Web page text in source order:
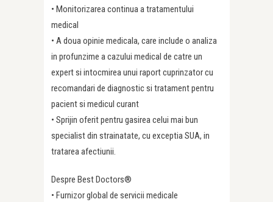
• Monitorizarea continua a tratamentului
medical
• A doua opinie medicala, care include o analiza
in profunzime a cazului medical de catre un
expert si intocmirea unui raport cuprinzator cu
recomandari de diagnostic si tratament pentru
pacient si medicul curant
• Sprijin oferit pentru gasirea celui mai bun
specialist din strainatate, cu exceptia SUA, in
tratarea afectiunii.
Despre Best Doctors®
• Furnizor global de servicii medicale